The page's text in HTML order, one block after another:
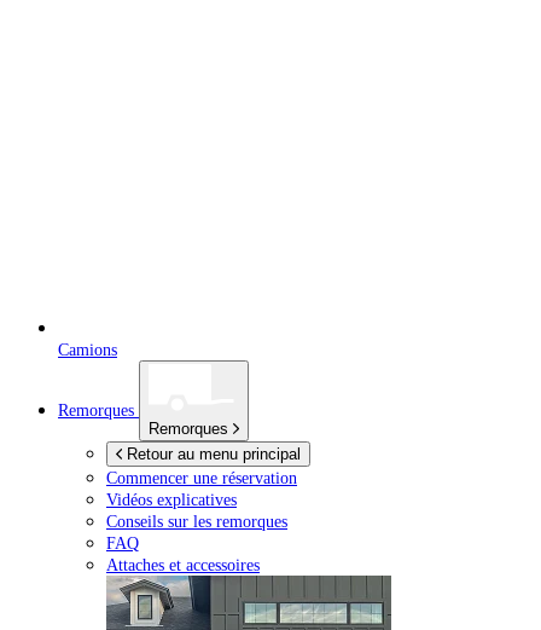
Camions
Remorques
Remorques
Retour au menu principal
Commencer une réservation
Vidéos explicatives
Conseils sur les remorques
FAQ
Attaches et accessoires